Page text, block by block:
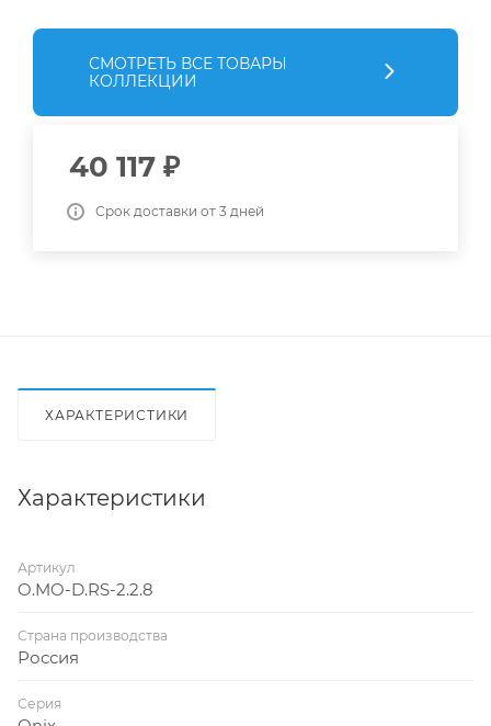
СМОТРЕТЬ ВСЕ ТОВАРЫ
КОЛЛЕКЦИИ
40 117 ₽
Срок доставки от 3 дней
ХАРАКТЕРИСТИКИ
Характеристики
Артикул
O.MO-D.RS-2.2.8
Страна производства
Россия
Серия